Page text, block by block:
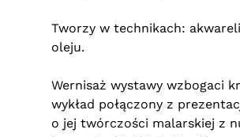
Tworzy w technikach:
oleju.
Wernisaż wystawy wzbogaci
wykład połączony z
o jej twórczości malarskiej z